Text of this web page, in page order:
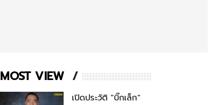
MOST VIEW
เปิดประวัติ "บิ๊กเล็ก"